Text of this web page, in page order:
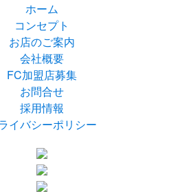
ホーム
コンセプト
お店のご案内
会社概要
FC加盟店募集
お問合せ
採用情報
イバシーポリシー